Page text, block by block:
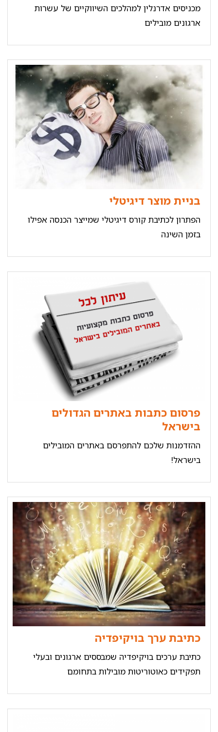
מכניסים אדרנלין למהלכים השיווקיים של עשרות
ארגונים מובילים
בניית מוצר דיגיטלי
הפתרון לכתיבת קורס דיגיטלי שמייצר הכנסה אפילו
בזמן השינה
פרסום כתבות באתרים הגדולים
בישראל
ההזדמנות שלכם להתפרסם באתרים המובילים
בישראל!
כתיבת ערך בויקיפדיה
כתיבת ערכים בויקיפדיה שמבססים ארגונים ובעלי
תפקידים כאוטוריטות מובילות בתחומם